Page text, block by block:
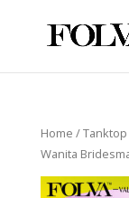
Home /
Wanita